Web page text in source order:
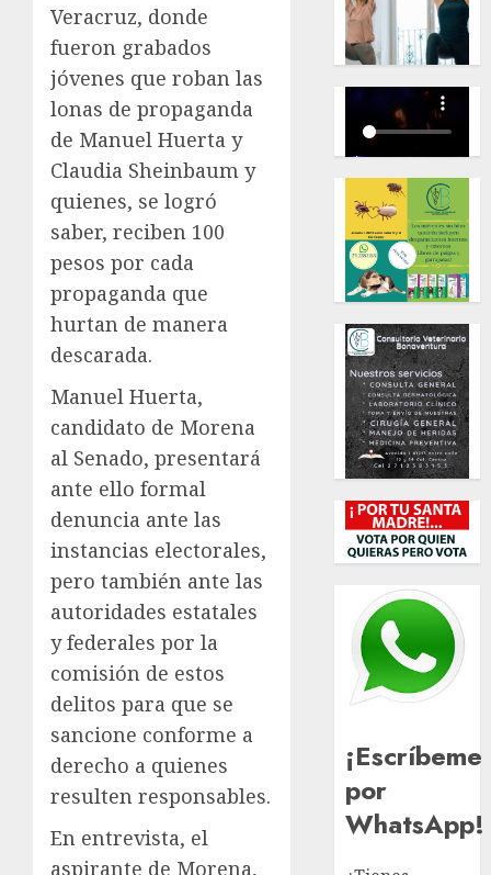
Veracruz, donde
fueron grabados
jóvenes que roban las
lonas de propaganda
de Manuel Huerta y
Claudia Sheinbaum y
quienes, se logró
saber, reciben 100
pesos por cada
propaganda que
hurtan de manera
descarada.
Manuel Huerta,
candidato de Morena
al Senado, presentará
ante ello formal
denuncia ante las
instancias electorales,
pero también ante las
autoridades estatales
y federales por la
comisión de estos
delitos para que se
sancione conforme a
derecho a quienes
resulten responsables.
En entrevista, el
aspirante de Morena,
¡Escríbeme
por
WhatsApp!